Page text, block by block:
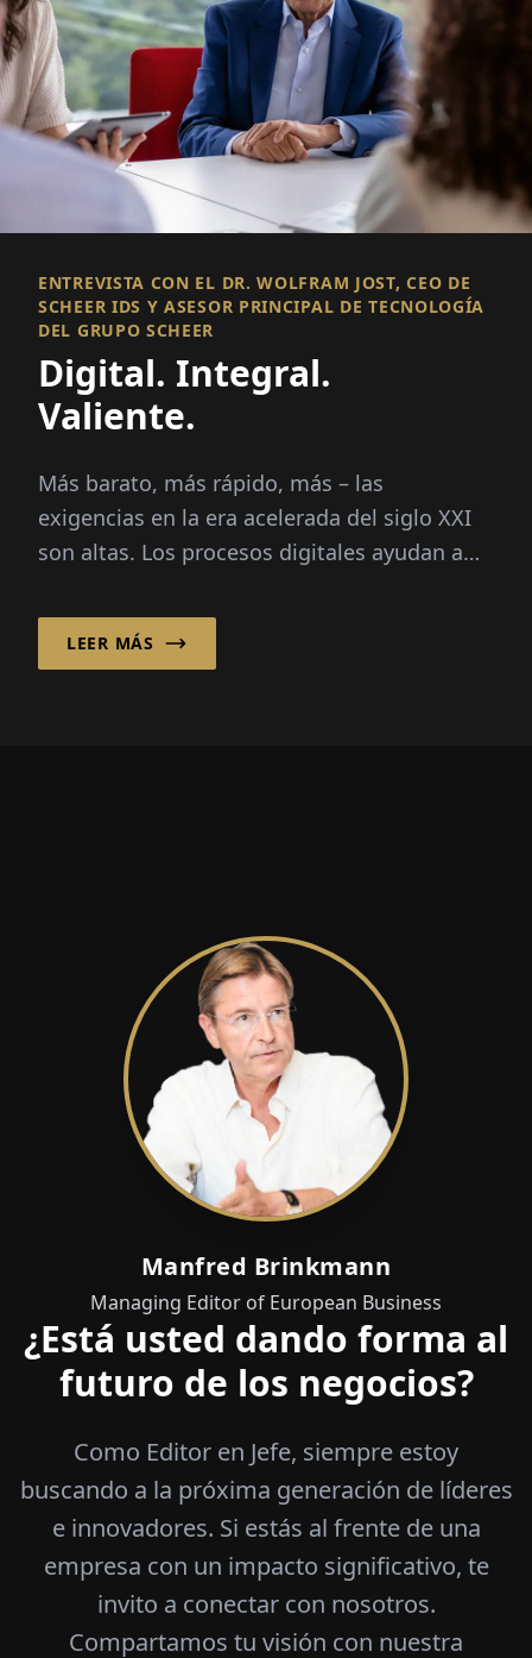
ENTREVISTA CON EL DR. WOLFRAM JOST, CEO DE
SCHEER IDS Y ASESOR PRINCIPAL DE TECNOLOGÍA
DEL GRUPO SCHEER
Digital. Integral.
Valiente.
Más barato, más rápido, más – las
exigencias en la era acelerada del siglo XXI
son altas. Los procesos digitales ayudan a
LEER MÁS
Manfred Brinkmann
Managing Editor of European Business
¿Está usted dando forma al
futuro de los negocios?
Como Editor en Jefe, siempre estoy
buscando a la próxima generación de líderes
e innovadores. Si estás al frente de una
empresa con un impacto significativo, te
invito a conectar con nosotros.
Compartamos tu visión con nuestra